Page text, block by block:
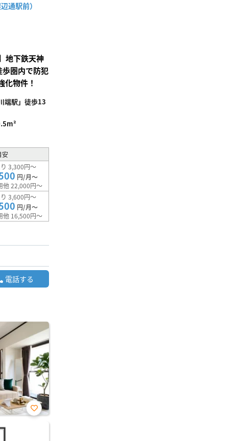
通駅前）
地下鉄天神
圏内で防犯
化物件！
端駅」徒歩13
安
3,300円～
円/月～
他 22,000円～
3,600円～
円/月～
他 16,500円～
電話する
お気